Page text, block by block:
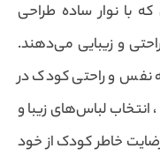
با نوار ساده طراحی
و زیبایی می‌دهند.
نفس و راحتی کودک در
لباس‌های زیبا و
خاطر کودک از خود